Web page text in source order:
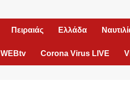
Πειραιάς Ελλάδα
WEBtv Corona Virus LIVE